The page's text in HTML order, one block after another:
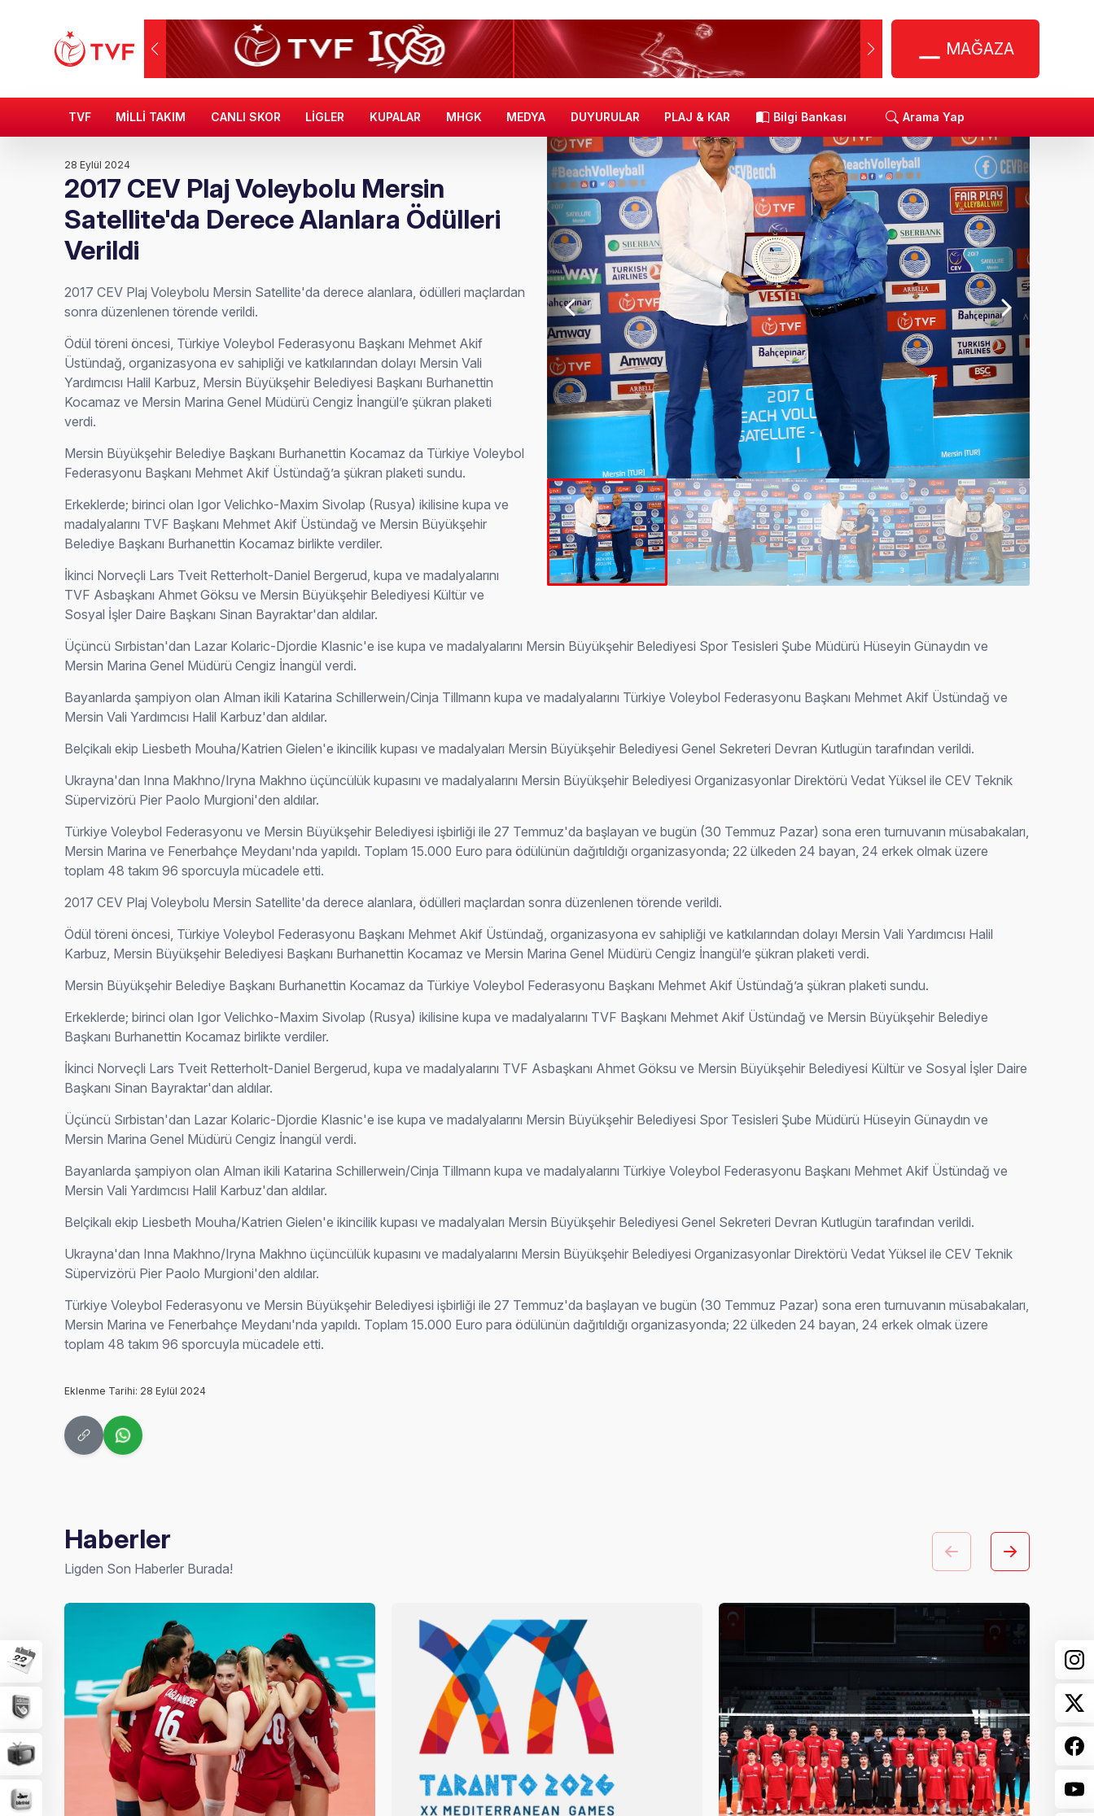
MAĞAZA
TVF MİLLİ TAKIM CANLI SKOR LİGLER KUPALAR MHGK MEDYA DUYURULAR PLAJ & KAR Bilgi Bankası Arama Yap
28 Eylül 2024
2017 CEV Plaj Voleybolu Mersin
Satellite'da Derece Alanlara Ödülleri
Verildi
2017 CEV Plaj Voleybolu Mersin Satellite'da derece alanlara, ödülleri maçlardan
sonra düzenlenen törende verildi.
Ödül töreni öncesi, Türkiye Voleybol Federasyonu Başkanı Mehmet Akif
Üstündağ, organizasyona ev sahipliği ve katkılarından dolayı Mersin Vali
Yardımcısı Halil Karbuz, Mersin Büyükşehir Belediyesi Başkanı Burhanettin
Kocamaz ve Mersin Marina Genel Müdürü Cengiz İnangül’e şükran plaketi
verdi.
Mersin Büyükşehir Belediye Başkanı Burhanettin Kocamaz da Türkiye Voleybol
Federasyonu Başkanı Mehmet Akif Üstündağ’a şükran plaketi sundu.
Erkeklerde; birinci olan Igor Velichko-Maxim Sivolap (Rusya) ikilisine kupa ve
madalyalarını TVF Başkanı Mehmet Akif Üstündağ ve Mersin Büyükşehir
Belediye Başkanı Burhanettin Kocamaz birlikte verdiler.
İkinci Norveçli Lars Tveit Retterholt-Daniel Bergerud, kupa ve madalyalarını
TVF Asbaşkanı Ahmet Göksu ve Mersin Büyükşehir Belediyesi Kültür ve
Sosyal İşler Daire Başkanı Sinan Bayraktar'dan aldılar.
Üçüncü Sırbistan'dan Lazar Kolaric-Djordie Klasnic'e ise kupa ve madalyalarını Mersin Büyükşehir Belediyesi Spor Tesisleri Şube Müdürü Hüseyin Günaydın ve
Mersin Marina Genel Müdürü Cengiz İnangül verdi.
Bayanlarda şampiyon olan Alman ikili Katarina Schillerwein/Cinja Tillmann kupa ve madalyalarını Türkiye Voleybol Federasyonu Başkanı Mehmet Akif Üstündağ ve
Mersin Vali Yardımcısı Halil Karbuz'dan aldılar.
Belçikalı ekip Liesbeth Mouha/Katrien Gielen'e ikincilik kupası ve madalyaları Mersin Büyükşehir Belediyesi Genel Sekreteri Devran Kutlugün tarafından verildi.
Ukrayna'dan Inna Makhno/Iryna Makhno üçüncülük kupasını ve madalyalarını Mersin Büyükşehir Belediyesi Organizasyonlar Direktörü Vedat Yüksel ile CEV Teknik
Süpervizörü Pier Paolo Murgioni'den aldılar.
Türkiye Voleybol Federasyonu ve Mersin Büyükşehir Belediyesi işbirliği ile 27 Temmuz'da başlayan ve bugün (30 Temmuz Pazar) sona eren turnuvanın müsabakaları,
Mersin Marina ve Fenerbahçe Meydanı'nda yapıldı. Toplam 15.000 Euro para ödülünün dağıtıldığı organizasyonda; 22 ülkeden 24 bayan, 24 erkek olmak üzere
toplam 48 takım 96 sporcuyla mücadele etti.
2017 CEV Plaj Voleybolu Mersin Satellite'da derece alanlara, ödülleri maçlardan sonra düzenlenen törende verildi.
Ödül töreni öncesi, Türkiye Voleybol Federasyonu Başkanı Mehmet Akif Üstündağ, organizasyona ev sahipliği ve katkılarından dolayı Mersin Vali Yardımcısı Halil
Karbuz, Mersin Büyükşehir Belediyesi Başkanı Burhanettin Kocamaz ve Mersin Marina Genel Müdürü Cengiz İnangül’e şükran plaketi verdi.
Mersin Büyükşehir Belediye Başkanı Burhanettin Kocamaz da Türkiye Voleybol Federasyonu Başkanı Mehmet Akif Üstündağ’a şükran plaketi sundu.
Erkeklerde; birinci olan Igor Velichko-Maxim Sivolap (Rusya) ikilisine kupa ve madalyalarını TVF Başkanı Mehmet Akif Üstündağ ve Mersin Büyükşehir Belediye
Başkanı Burhanettin Kocamaz birlikte verdiler.
İkinci Norveçli Lars Tveit Retterholt-Daniel Bergerud, kupa ve madalyalarını TVF Asbaşkanı Ahmet Göksu ve Mersin Büyükşehir Belediyesi Kültür ve Sosyal İşler Daire
Başkanı Sinan Bayraktar'dan aldılar.
Üçüncü Sırbistan'dan Lazar Kolaric-Djordie Klasnic'e ise kupa ve madalyalarını Mersin Büyükşehir Belediyesi Spor Tesisleri Şube Müdürü Hüseyin Günaydın ve
Mersin Marina Genel Müdürü Cengiz İnangül verdi.
Bayanlarda şampiyon olan Alman ikili Katarina Schillerwein/Cinja Tillmann kupa ve madalyalarını Türkiye Voleybol Federasyonu Başkanı Mehmet Akif Üstündağ ve
Mersin Vali Yardımcısı Halil Karbuz'dan aldılar.
Belçikalı ekip Liesbeth Mouha/Katrien Gielen'e ikincilik kupası ve madalyaları Mersin Büyükşehir Belediyesi Genel Sekreteri Devran Kutlugün tarafından verildi.
Ukrayna'dan Inna Makhno/Iryna Makhno üçüncülük kupasını ve madalyalarını Mersin Büyükşehir Belediyesi Organizasyonlar Direktörü Vedat Yüksel ile CEV Teknik
Süpervizörü Pier Paolo Murgioni'den aldılar.
Türkiye Voleybol Federasyonu ve Mersin Büyükşehir Belediyesi işbirliği ile 27 Temmuz'da başlayan ve bugün (30 Temmuz Pazar) sona eren turnuvanın müsabakaları,
Mersin Marina ve Fenerbahçe Meydanı'nda yapıldı. Toplam 15.000 Euro para ödülünün dağıtıldığı organizasyonda; 22 ülkeden 24 bayan, 24 erkek olmak üzere
toplam 48 takım 96 sporcuyla mücadele etti.
Eklenme Tarihi: 28 Eylül 2024
Haberler
Ligden Son Haberler Burada!